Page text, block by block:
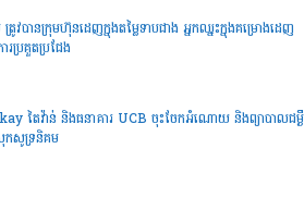
វបានក្រុមហ៊ុនដេញក្នុងតម្លៃទាបជាង អ្នកឈ្នះក្នុងគម្រោងដេញ
ប្រគួតប្រជែង
តៃវ៉ាន់ និងធនាគារ UCB ចុះចែកអំណោយ និងព្យាបាលជម្ងឺ
កសូទ្រនិគម